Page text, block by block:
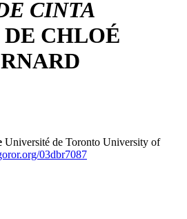
CINTA
DE CHLOÉ
Université de Toronto University of
ror.org/03dbr7087